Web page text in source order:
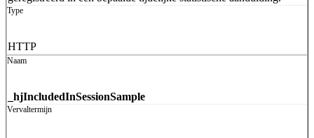
HTTP
_hjIncludedInSessionSample